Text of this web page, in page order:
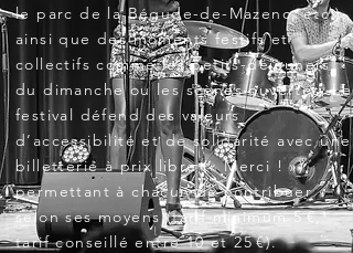
le parc de la Bégude-de-Mazenc, etc.),
ainsi que des moments festifs et
collectifs comme les petits-déjeuners
du dimanche ou les scènes ouvertes. Le
festival défend des valeurs
d’accessibilité et de solidarité avec une
billetterie à prix libre (« Merci ! »),
permettant à chacun de contribuer
selon ses moyens (tarif minimum 5 €,
tarif conseillé entre 10 et 25 €).